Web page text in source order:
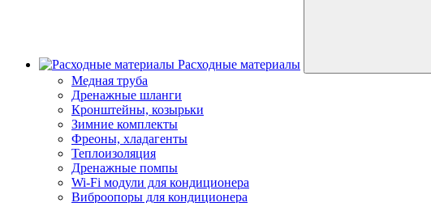
Расходные материалы
Медная труба
Дренажные шланги
Кронштейны, козырьки
Зимние комплекты
Фреоны, хладагенты
Теплоизоляция
Дренажные помпы
Wi-Fi модули для кондиционера
Виброопоры для кондиционера